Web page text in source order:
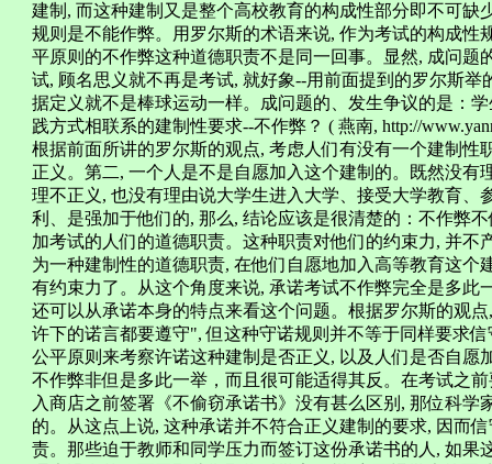
建制, 而这种建制又是整个高校教育的构成性部分即不可缺
规则是不能作弊。用罗尔斯的术语来说, 作为考试的构成性
平原则的不作弊这种道德职责不是同一回事。显然, 成问题
试, 顾名思义就不再是考试, 就好象--用前面提到的罗尔斯
据定义就不是棒球运动一样。成问题的、发生争议的是：
践方式相联系的建制性要求--不作弊？ ( 燕南, http://
根据前面所讲的罗尔斯的观点, 考虑人们有没有一个建制性
正义。第二, 一个人是不是自愿加入这个建制的。既然没
理不正义, 也没有理由说大学生进入大学、接受大学教育、
利、是强加于他们的, 那么, 结论应该是很清楚的：不作弊
加考试的人们的道德职责。这种职责对他们的约束力, 并
为一种建制性的道德职责, 在他们自愿地加入高等教育这个
有约束力了。从这个角度来说, 承诺考试不作弊完全是多此
还可以从承诺本身的特点来看这个问题。根据罗尔斯的观
许下的诺言都要遵守", 但这种守诺规则并不等于同样要求
公平原则来考察许诺这种建制是否正义, 以及人们是否自愿
不作弊非但是多此一举，而且很可能适得其反。在考试之
入商店之前签署《不偷窃承诺书》没有甚么区别, 那位科
的。从这点上说, 这种承诺并不符合正义建制的要求, 因而
责。那些迫于教师和同学压力而签订这份承诺书的人, 如果